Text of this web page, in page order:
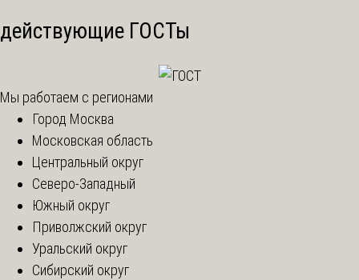
действующие ГОСТы
Мы работаем с регионами
Город Москва
Московская область
Центральный округ
Северо-Западный
Южный округ
Приволжский округ
Уральский округ
Сибирский округ